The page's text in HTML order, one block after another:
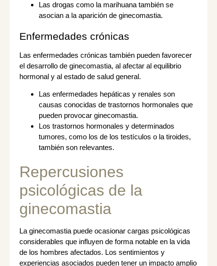
Las drogas como la marihuana también se
asocian a la aparición de ginecomastia.
Enfermedades crónicas
Las enfermedades crónicas también pueden favorecer
el desarrollo de ginecomastia, al afectar al equilibrio
hormonal y al estado de salud general.
Las enfermedades hepáticas y renales son
causas conocidas de trastornos hormonales que
pueden provocar ginecomastia.
Los trastornos hormonales y determinados
tumores, como los de los testículos o la tiroides,
también son relevantes.
Repercusiones
psicológicas de la
ginecomastia
La ginecomastia puede ocasionar cargas psicológicas
considerables que influyen de forma notable en la vida
de los hombres afectados. Los sentimientos y
experiencias asociados pueden tener un impacto amplio